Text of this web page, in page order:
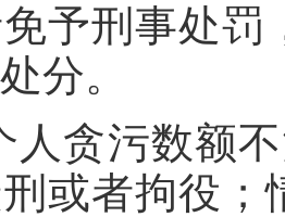
予刑事处罚
分。
人贪污数额
或者拘役；